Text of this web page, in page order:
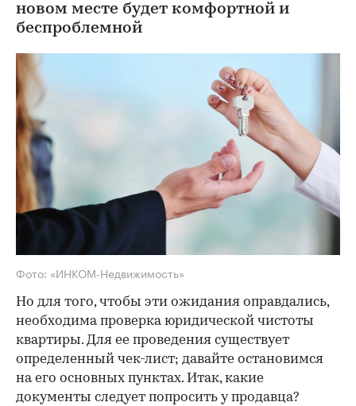
новом месте будет комфортной и
беспроблемной
Фото: «ИНКОМ-Недвижимость»
Но для того, чтобы эти ожидания оправдались,
необходима проверка юридической чистоты
квартиры. Для ее проведения существует
определенный чек-лист; давайте остановимся
на его основных пунктах. Итак, какие
документы следует попросить у продавца?